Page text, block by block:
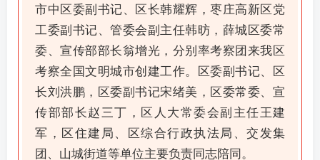
市中区委副书记、区长韩耀辉，枣庄高新区党
工委副书记、管委会副主任韩昉，薛城区委常
委、宣传部部长翁增光，分别率考察团来我区
考察全国文明城市创建工作。区委副书记、区
长刘洪鹏，区委副书记宋绪美，区委常委、宣
传部部长赵三丁，区人大常委会副主任王建
军，区住建局、区综合行政执法局、交发集
团、山城街道等单位主要负责同志陪同。
手机号
记住登录 账号密码登录
登录
社交账号登录
QQ登录 微信登录